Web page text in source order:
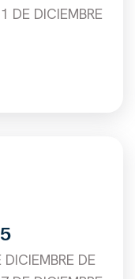
DE DICIEMBRE
DE